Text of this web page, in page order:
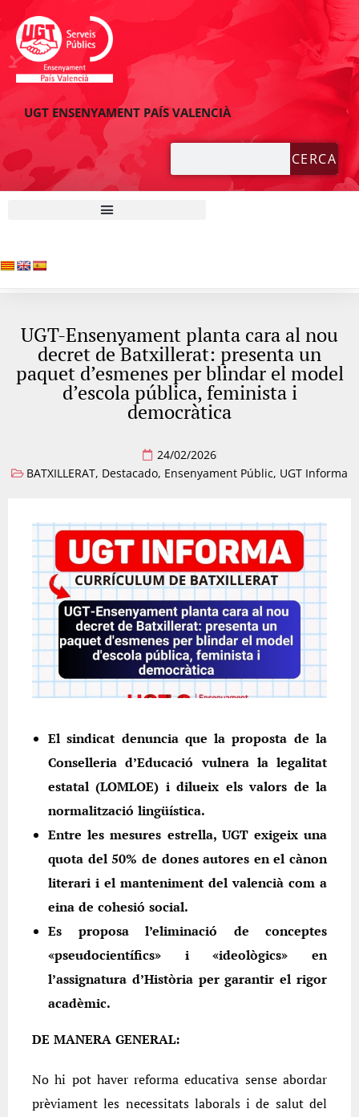
UGT ENSENYAMENT PAÍS VALENCIÀ
CERCA
UGT-Ensenyament planta cara al nou
decret de Batxillerat: presenta un
paquet d’esmenes per blindar el model
d’escola pública, feminista i
democràtica
24/02/2026
BATXILLERAT, Destacado, Ensenyament Públic, UGT Informa
El sindicat denuncia que la proposta de la
Conselleria d’Educació vulnera la legalitat
estatal (LOMLOE) i dilueix els valors de la
normalització lingüística.
Entre les mesures estrella, UGT exigeix una
quota del 50% de dones autores en el cànon
literari i el manteniment del valencià com a
eina de cohesió social.
Es proposa l’eliminació de conceptes
«pseudocientífics» i «ideològics» en
l’assignatura d’Història per garantir el rigor
acadèmic.
DE MANERA GENERAL:
No hi pot haver reforma educativa sense abordar
prèviament les necessitats laborals i de salut del